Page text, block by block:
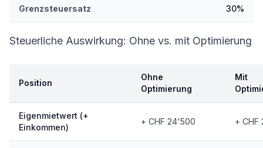
Grenzsteuersatz 30%
Steuerliche Auswirkung: Ohne vs. mit Optimierung
Position
Ohne
Optimierung
Mit
Eigenmietwert (+
Einkommen)
+ CHF 24'500 +